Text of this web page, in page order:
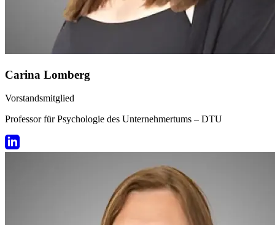
Carina Lomberg
Vorstandsmitglied
Professor für Psychologie des Unternehmertums – DTU